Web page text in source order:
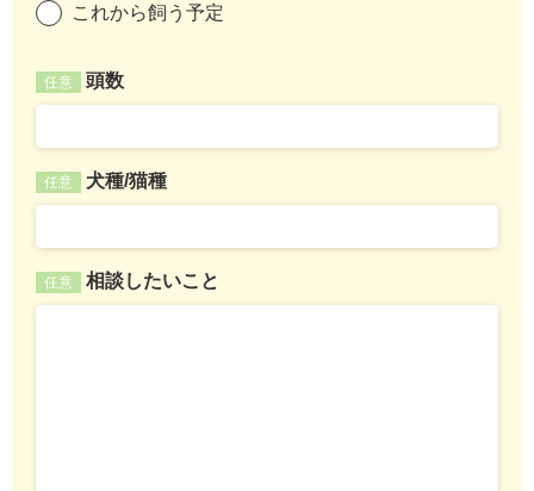
これから飼う予定
任意 頭数
任意 犬種/猫種
任意 相談したいこと